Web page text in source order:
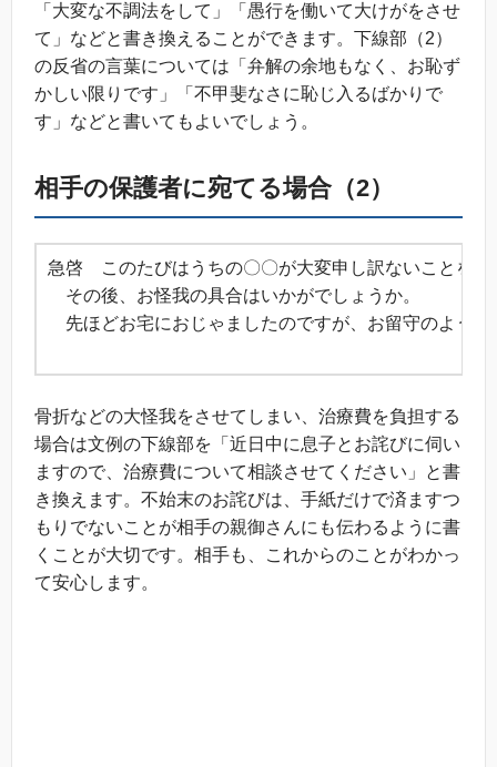
「大変な不調法をして」「愚行を働いて大けがをさせ
て」などと書き換えることができます。下線部（2）
の反省の言葉については「弁解の余地もなく、お恥ず
かしい限りです」「不甲斐なさに恥じ入るばかりで
す」などと書いてもよいでしょう。
相手の保護者に宛てる場合（2）
急啓 このたびはうちの〇〇が大変申し訳ないことをい
その後、お怪我の具合はいかがでしょうか。
先ほどお宅におじゃましたのですが、お留守のよう
骨折などの大怪我をさせてしまい、治療費を負担する
場合は文例の下線部を「近日中に息子とお詫びに伺い
ますので、治療費について相談させてください」と書
き換えます。不始末のお詫びは、手紙だけで済ますつ
もりでないことが相手の親御さんにも伝わるように書
くことが大切です。相手も、これからのことがわかっ
て安心します。